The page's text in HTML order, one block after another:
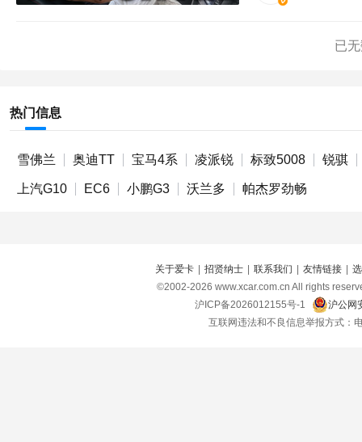
已
热门信息
雪佛兰 奥迪TT 宝马4系 凌派锐 标致5008 锐骐
上汽G10 EC6 小鹏G3 沃兰多 帕杰罗劲畅
关于爱卡 | 招贤纳士 | 联系我们 | 友情链接 |
©2002-2026 www.xcar.com.cn All rights
沪ICP备2026012155号-1
沪公网
互联网违法和不良信息举报方式：